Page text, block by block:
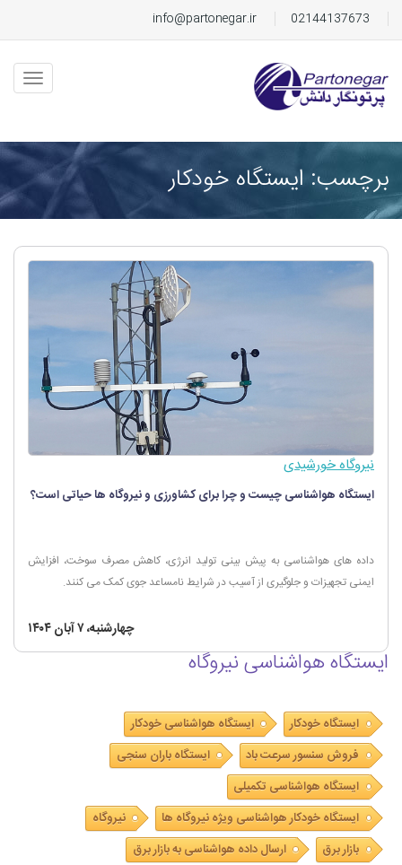
02144137673
info@partonegar.ir
برچسب: ایستگاه خودکار
نیروگاه خورشیدی
ایستگاه هواشناسی چیست و چرا برای کشاورزی و نیروگاه‌ ها حیاتی است؟
داده های هواشناسی به پیش بینی تولید انرژی، کاهش مصرف سوخت، افزایش
ایمنی تجهیزات و جلوگیری از آسیب در شرایط نامساعد جوی کمک می کنند.
چهارشنبه، ۷ آبان ۱۴۰۴
ایستگاه هواشناسی نیروگاه
ایستگاه خودکار
ایستگاه هواشناسی خودکار
فروش سنسور سرعت باد
ایستگاه باران سنجی
ایستگاه هواشناسی تکمیلی
ایستگاه خودکار هواشناسی ویژه نیروگاه ها
نیروگاه
بازار برق
ارسال داده هواشناسی به بازار برق